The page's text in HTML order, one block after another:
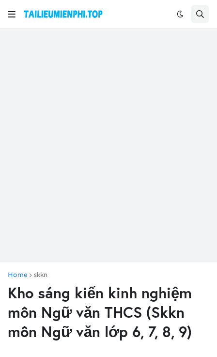
Home skkn
Kho sáng kiến kinh nghiệm
môn Ngữ văn THCS (Skkn
môn Ngữ văn lớp 6, 7, 8, 9)